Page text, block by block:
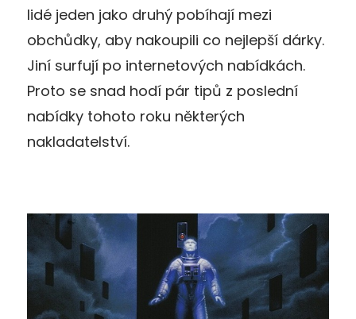
lidé jeden jako druhý pobíhají mezi
obchůdky, aby nakoupili co nejlepší dárky.
Jiní surfují po internetových nabídkách.
Proto se snad hodí pár tipů z poslední
nabídky tohoto roku některých
nakladatelství.